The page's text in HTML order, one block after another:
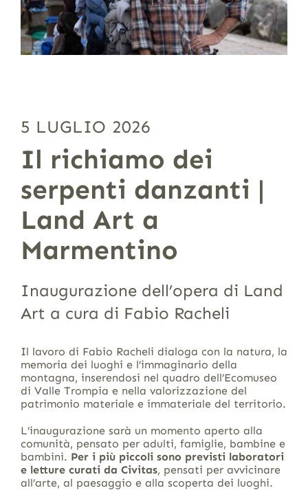
5 LUGLIO 2026
Il richiamo dei
serpenti danzanti |
Land Art a
Marmentino
Inaugurazione dell’opera di Land
Art a cura di Fabio Racheli
Il lavoro di Fabio Racheli dialoga con la natura, la
memoria dei luoghi e l’immaginario della
montagna, inserendosi nel quadro dell’Ecomuseo
di Valle Trompia e nella valorizzazione del
patrimonio materiale e immateriale del territorio.
L’inaugurazione sarà un momento aperto alla
comunità, pensato per adulti, famiglie, bambine e
bambini. Per i più piccoli sono previsti laboratori
e letture curati da Civitas, pensati per avvicinare
all’arte, al paesaggio e alla scoperta dei luoghi.